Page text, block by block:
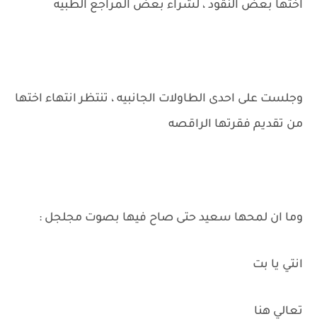
اختها بعض النقود ، لشراء بعض المراجع الطبيه
وجلست على احدى الطاولات الجانبيه ، تنتظر انتهاء اختها
من تقديم فقرتها الراقصه
وما ان لمحها سعيد حتى صاح فيها بصوت مجلجل :
انتي يا بت
تعالي هنا